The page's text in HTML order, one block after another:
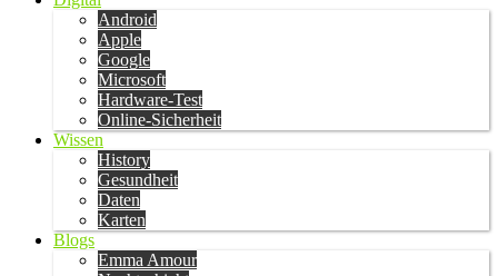
Android
Apple
Google
Microsoft
Hardware-Test
Online-Sicherheit
Wissen
History
Gesundheit
Daten
Karten
Blogs
Emma Amour